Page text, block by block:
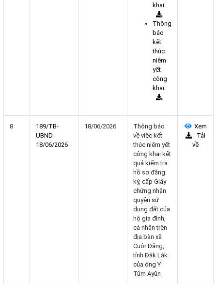
khai
Thông
báo
kết
thúc
niêm
yết
công
khai
8
189/TB-
UBND-
18/06/2026
18/06/2026
Thông báo
về việc kết
thúc niêm yết
công khai kết
quả kiểm tra
hồ sơ đăng
ký, cấp Giấy
chứng nhận
quyền sử
dụng đất của
hộ gia đình,
cá nhân trên
địa bàn xã
Cuôr Đăng,
tỉnh Đắk Lắk
của ông Y
Tŭm Ayŭn
Xem
Tải
về